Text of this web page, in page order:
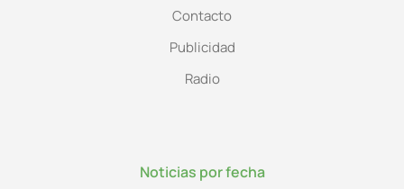
Contacto
Publicidad
Radio
Noticias por fecha